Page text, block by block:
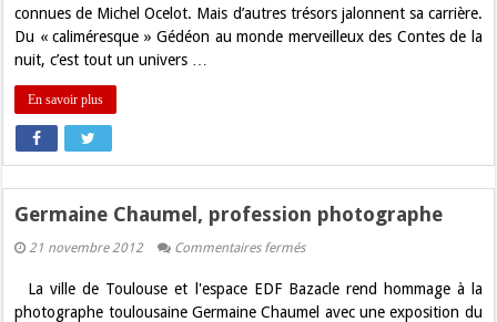
connues de Michel Ocelot. Mais d’autres trésors jalonnent sa carrière.
Du « caliméresque » Gédéon au monde merveilleux des Contes de la
nuit, c’est tout un univers …
En savoir plus
Germaine Chaumel, profession photographe
21 novembre 2012 Commentaires ferméssur
profession
photographe
La ville de Toulouse et l'espace EDF Bazacle rend hommage à la
photographe toulousaine Germaine Chaumel avec une exposition du